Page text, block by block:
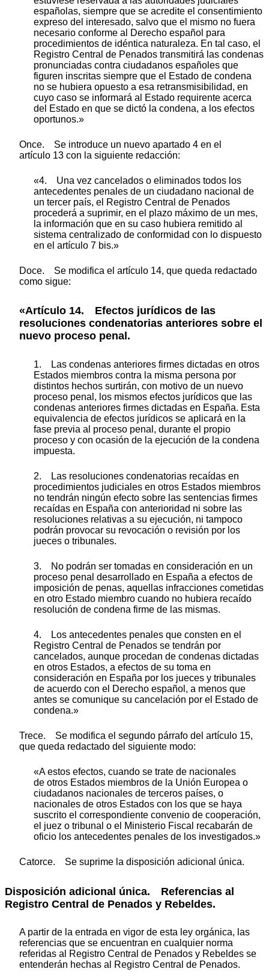
españolas, siempre que se acredite el consentimiento
expreso del interesado, salvo que el mismo no fuera
necesario conforme al Derecho español para
procedimientos de idéntica naturaleza. En tal caso, el
Registro Central de Penados transmitirá las condenas
pronunciadas contra ciudadanos españoles que
figuren inscritas siempre que el Estado de condena
no se hubiera opuesto a esa retransmisibilidad, en
cuyo caso se informará al Estado requirente acerca
del Estado en que se dictó la condena, a los efectos
oportunos.»
Once. Se introduce un nuevo apartado 4 en el
artículo 13 con la siguiente redacción:
«4. Una vez cancelados o eliminados todos los
antecedentes penales de un ciudadano nacional de
un tercer país, el Registro Central de Penados
procederá a suprimir, en el plazo máximo de un mes,
la información que en su caso hubiera remitido al
sistema centralizado de conformidad con lo dispuesto
en el artículo 7 bis.»
Doce. Se modifica el artículo 14, que queda redactado
como sigue:
«Artículo 14. Efectos jurídicos de las
resoluciones condenatorias anteriores sobre el
nuevo proceso penal.
1. Las condenas anteriores firmes dictadas en otros
Estados miembros contra la misma persona por
distintos hechos surtirán, con motivo de un nuevo
proceso penal, los mismos efectos jurídicos que las
condenas anteriores firmes dictadas en España. Esta
equivalencia de efectos jurídicos se aplicará en la
fase previa al proceso penal, durante el propio
proceso y con ocasión de la ejecución de la condena
impuesta.
2. Las resoluciones condenatorias recaídas en
procedimientos judiciales en otros Estados miembros
no tendrán ningún efecto sobre las sentencias firmes
recaídas en España con anterioridad ni sobre las
resoluciones relativas a su ejecución, ni tampoco
podrán provocar su revocación o revisión por los
jueces o tribunales.
3. No podrán ser tomadas en consideración en un
proceso penal desarrollado en España a efectos de
imposición de penas, aquellas infracciones cometidas
en otro Estado miembro cuando no hubiera recaído
resolución de condena firme de las mismas.
4. Los antecedentes penales que consten en el
Registro Central de Penados se tendrán por
cancelados, aunque procedan de condenas dictadas
en otros Estados, a efectos de su toma en
consideración en España por los jueces y tribunales
de acuerdo con el Derecho español, a menos que
antes se comunique su cancelación por el Estado de
condena.»
Trece. Se modifica el segundo párrafo del artículo 15,
que queda redactado del siguiente modo:
«A estos efectos, cuando se trate de nacionales
de otros Estados miembros de la Unión Europea o
ciudadanos nacionales de terceros países, o
nacionales de otros Estados con los que se haya
suscrito el correspondiente convenio de cooperación,
el juez o tribunal o el Ministerio Fiscal recabarán de
oficio los antecedentes penales de los investigados.»
Catorce. Se suprime la disposición adicional única.
Disposición adicional única. Referencias al
Registro Central de Penados y Rebeldes.
A partir de la entrada en vigor de esta ley orgánica, las
referencias que se encuentran en cualquier norma
referidas al Registro Central de Penados y Rebeldes se
entenderán hechas al Registro Central de Penados.